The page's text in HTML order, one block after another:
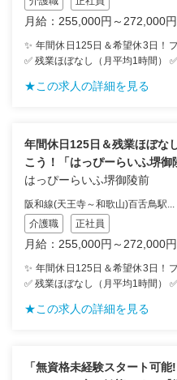
月給：255,000円～272,000円
✨ 年間休日125日＆希望休3日！
✅ 残業ほぼなし（月平均1時間）
★この求人の詳細を見る
年間休日125日＆残業ほぼな
こう！「はっぴーらいふ堺御
はっぴーらいふ堺御陵前
阪和線(天王寺～和歌山)百舌鳥駅...
介護職
正社員
月給：255,000円～272,000円
✨ 年間休日125日＆希望休3日！
✅ 残業ほぼなし（月平均1時間）
★この求人の詳細を見る
「無資格未経験スタート可